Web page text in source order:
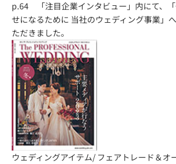
p.64 「注目企業インタビュー」内にて、
せになるために 当社のウェディング事業」
ただきました。
ウェディングアイテム/ フェアトレード＆オ